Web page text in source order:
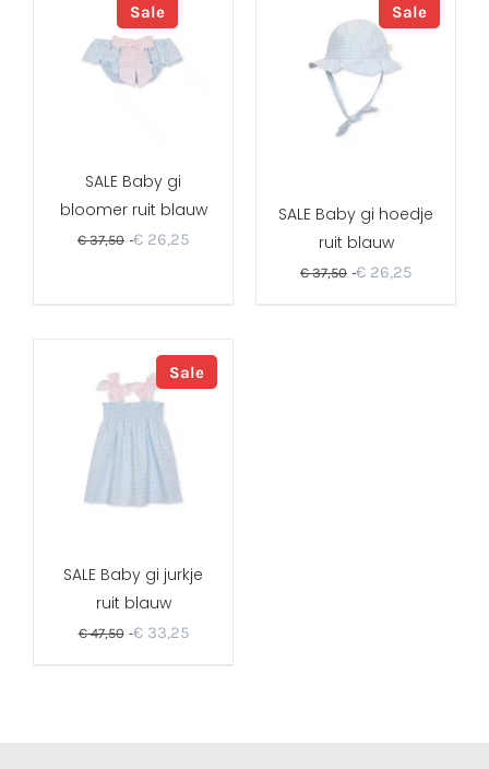
Sale
SALE Baby gi
bloomer ruit blauw
€37,50 € 26,25
Sale
SALE Baby gi hoedje
ruit blauw
€37,50 € 26,25
Sale
SALE Baby gi jurkje
ruit blauw
€47,50 €33,25